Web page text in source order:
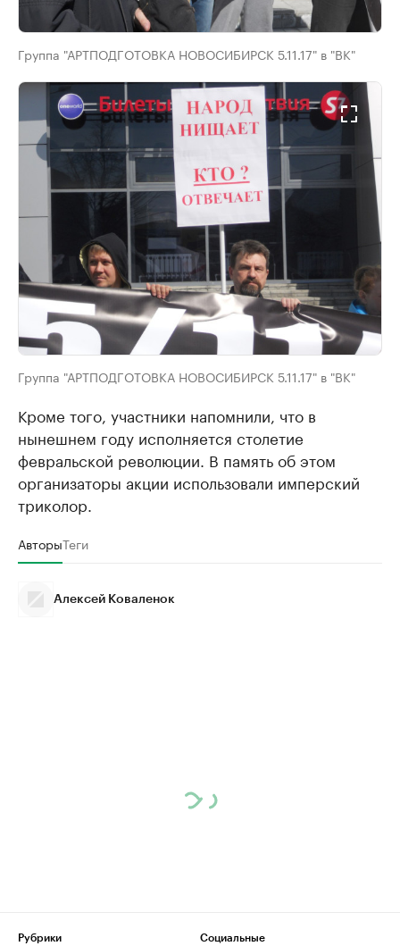
Группа "АРТПОДГОТОВКА НОВОСИБИРСК 5.11.17" в "ВК"
Группа "АРТПОДГОТОВКА НОВОСИБИРСК 5.11.17" в "ВК"
Кроме того, участники напомнили, что в
нынешнем году исполняется столетие
февральской революции. В память об этом
организаторы акции использовали имперский
триколор.
АвторыТеги
Алексей Коваленок
Рубрики
Социальные